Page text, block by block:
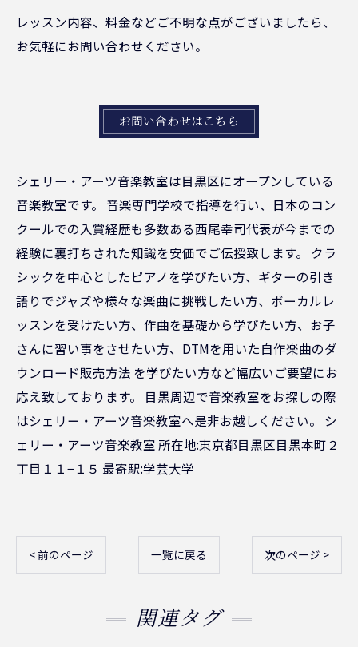
レッスン内容、料金などご不明な点がございましたら、
お気軽にお問い合わせください。
お問い合わせはこちら
シェリー・アーツ音楽教室は目黒区にオープンしている
音楽教室です。 音楽専門学校で指導を行い、日本のコン
クールでの入賞経歴も多数ある西尾幸司代表が今までの
経験に裏打ちされた知識を安価でご伝授致します。 クラ
シックを中心としたピアノを学びたい方、ギターの引き
語りでジャズや様々な楽曲に挑戦したい方、ボーカルレ
ッスンを受けたい方、作曲を基礎から学びたい方、お子
さんに習い事をさせたい方、DTMを用いた自作楽曲のダ
ウンロード販売方法 を学びたい方など幅広いご要望にお
応え致しております。 目黒周辺で音楽教室をお探しの際
はシェリー・アーツ音楽教室へ是非お越しください。 シ
ェリー・アーツ音楽教室 所在地:東京都目黒区目黒本町２
丁目１１−１５ 最寄駅:学芸大学
< 前のページ 一覧に戻る 次のページ >
関連タグ